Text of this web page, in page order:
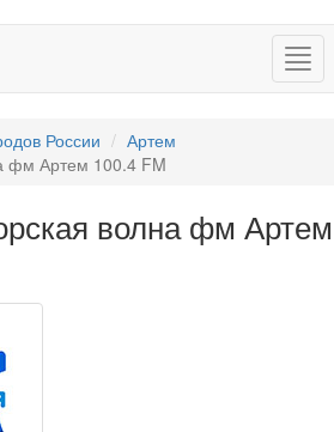
России
Артем
фм Артем 100.4 FM
волна фм Артем